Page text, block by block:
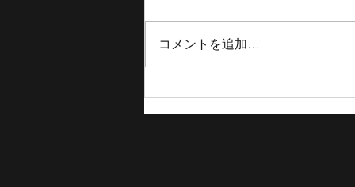
【TOKYOBB 結果報告】Spreads
Game Ichihara、JAPAN TOUR
コメントを追加…